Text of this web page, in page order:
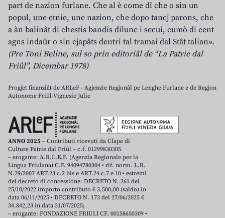
part de nazion furlane. Che al è come dî che o sin un
popul, une etnie, une nazion, che dopo tancj parons, che
a àn balinât di chestis bandis dilunc i secui, cumò di cent
agns indaûr o sin cjapâts dentri tal tramai dal Stât talian».
(Pre Toni Beline, sul so prin editoriâl de “La Patrie dal
Friûl”, Dicembar 1978)
Progjet finanziât de ARLeF - Agjenzie Regjonâl pe Lenghe Furlane e de Regjon
Autonome Friûl-Vignesie Julie
ANNO 2025 – Contributi ricevuti da Clape di
Culture Patrie dal Friûl – c.f. 01299830305
– erogante: A.R.L.E.F. (Agenzia Regionale per la
Lingua Friulana) C.F. 94094780304 • rif. norm. L.R.
N.29/2007 ART.23 c.2 bis e ART.24 c.7 e 10 • estremi
del decreto di concessione: DECRETO N. 261 del
25/10/2022 importo contributo € 3.500,00 (saldo) in
data 06/11/2025 • DECRETO N. 173 del 27/06/2025 €
34.842,23 in data 31/07/2025;
– erogante: FONDAZIONE FRIULI CF. 00158650309 •